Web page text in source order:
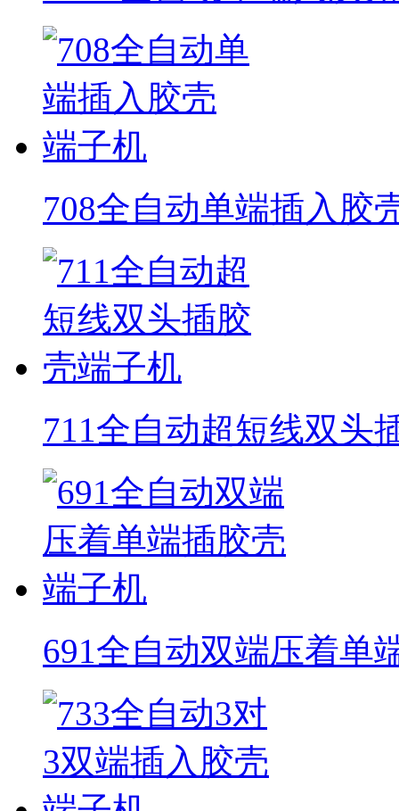
708全自动单端插入胶
711全自动超短线双头
691全自动双端压着单